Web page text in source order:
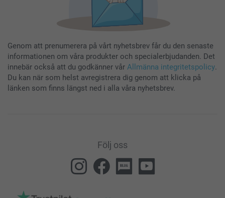
Genom att prenumerera på vårt nyhetsbrev får du den senaste
informationen om våra produkter och specialerbjudanden. Det
innebär också att du godkänner vår Allmänna integritetspolicy.
Du kan när som helst avregistrera dig genom att klicka på
länken som finns längst ned i alla våra nyhetsbrev.
Följ oss